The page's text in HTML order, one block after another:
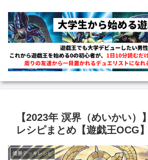
【2023年 溟界（めいかい）
レシピまとめ【遊戯王OCG】
優勝デッキレシピ